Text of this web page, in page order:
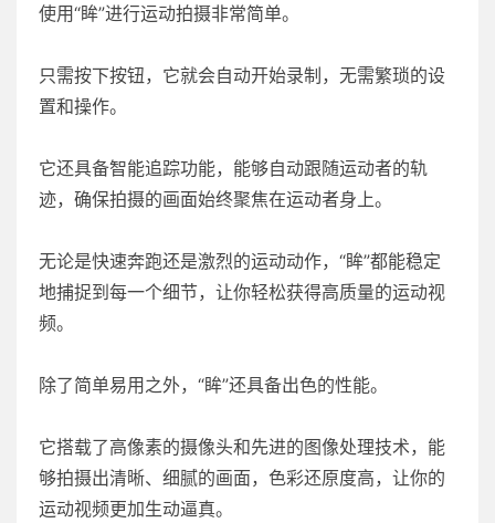
使用“眸”进行运动拍摄非常简单。
只需按下按钮，它就会自动开始录制，无需繁琐的设
置和操作。
它还具备智能追踪功能，能够自动跟随运动者的轨
迹，确保拍摄的画面始终聚焦在运动者身上。
无论是快速奔跑还是激烈的运动动作，“眸”都能稳定
地捕捉到每一个细节，让你轻松获得高质量的运动视
频。
除了简单易用之外，“眸”还具备出色的性能。
它搭载了高像素的摄像头和先进的图像处理技术，能
够拍摄出清晰、细腻的画面，色彩还原度高，让你的
运动视频更加生动逼真。